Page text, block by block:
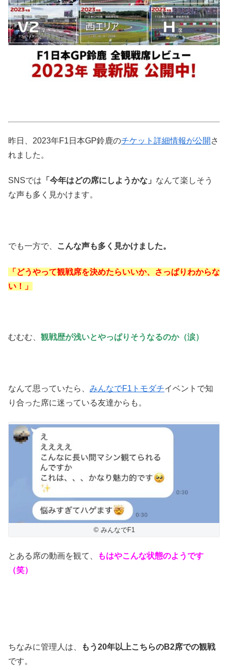
昨日、2023年F1日本GP鈴鹿のチケット詳細情報が公開 さ
れました。
SNSでは 「今年はどの席にしようかな」 なんて楽しそう
な声も多く見かけます。
でも一方で、 こんな声も多く見かけました。
「どうやって観戦席を決めたらいいか、さっぱりわからな
い！」
むむむ、 観戦歴が浅いとやっぱりそうなるのか（涙）
なんて思っていたら、 みんなでF1トモダチイベントで知
り合った席に迷っている友達からも。
© みんなでF1
とある席の動画を観て、
もはやこんな状態のようです
（笑）
ちなみに管理人は、
もう20年以上こちらのB2席での観戦
です。